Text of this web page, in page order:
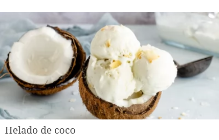
Helado de coco